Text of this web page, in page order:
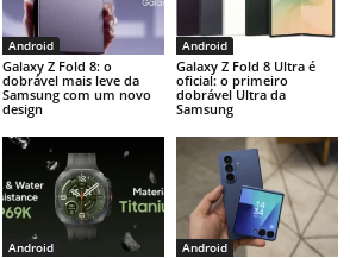
Android
Galaxy Z Fold 8: o
dobrável mais leve da
Samsung com um novo
design
Android
Galaxy Z Fold 8 Ultra é
oficial: o primeiro
dobrável Ultra da
Samsung
Android Android